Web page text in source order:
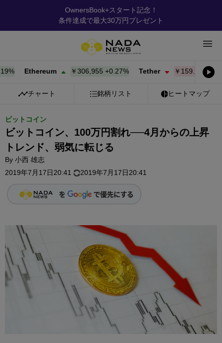
OwnersBook+スタート記念！
条件達成で最大30万円プレゼント
Ethereum ￥306,955+0.27% Tether ￥159.84-0.01%
チャート 銘柄リスト ヒートマップ
ビットコイン
ビットコイン、100万円割れ──4月からの上昇
トレンド、弱気に転じる
By 小西 雄志
2019年7月17日20:41
2019年7月17日20:41